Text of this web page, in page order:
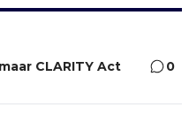
CLARITY Act
0